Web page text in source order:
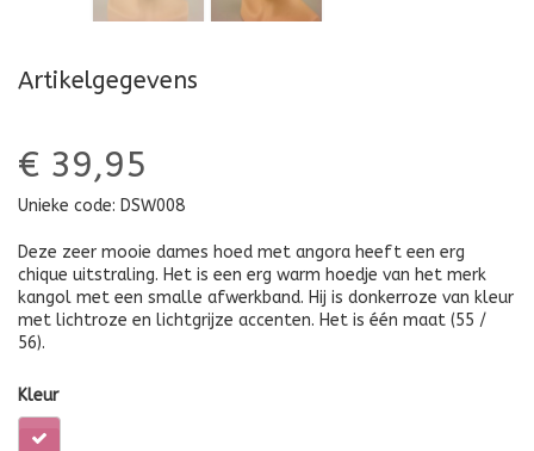
Artikelgegevens
€ 39,95
Unieke code: DSW008
Deze zeer mooie dames hoed met angora heeft een erg
chique uitstraling. Het is een erg warm hoedje van het merk
kangol met een smalle afwerkband. Hij is donkerroze van kleur
met lichtroze en lichtgrijze accenten. Het is één maat (55 /
56).
Kleur